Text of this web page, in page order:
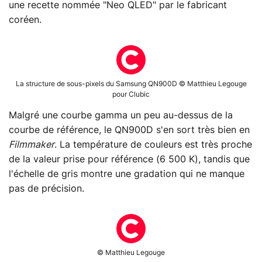
une recette nommée "Neo QLED" par le fabricant
coréen.
La structure de sous-pixels du Samsung QN900D © Matthieu Legouge
pour Clubic
Malgré une courbe gamma un peu au-dessus de la
courbe de référence, le QN900D s'en sort très bien en
Filmmaker. La température de couleurs est très proche
de la valeur prise pour référence (6 500 K), tandis que
l'échelle de gris montre une gradation qui ne manque
pas de précision.
© Matthieu Legouge